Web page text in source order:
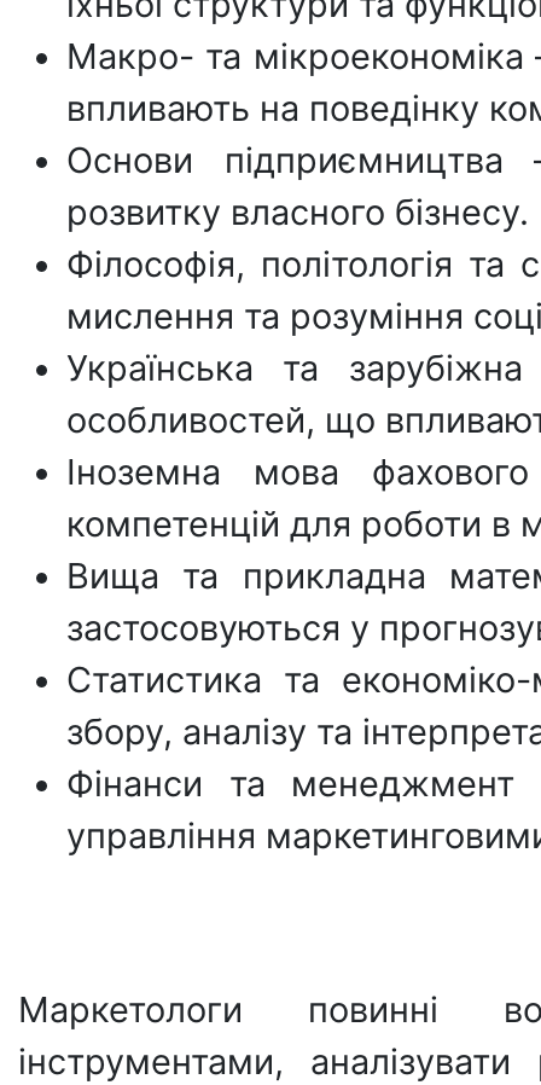
Макро- та мікроекономіка
впливають на поведінку
Основи
розвитку власного бізнесу.
Філософія, політологія
мислення та розуміння
Українська та
особливостей, що
Іноземна мова
компетенцій для роботи
Вища та прикладна
застосовуються у
Статистика та
збору, аналізу та
Фінанси та менеджмент
управління
Маркетологи повинні
інструментами,